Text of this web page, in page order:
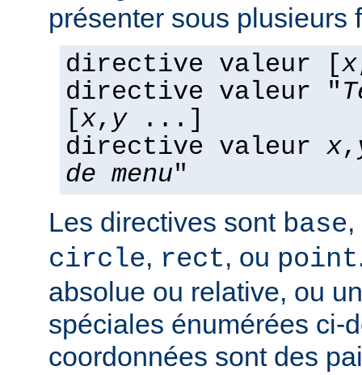
présenter sous plusieurs
directive valeur [x
directive valeur "
[x, y...]
directive valeur x,
de menu"
Les directives sont base,
circle, rect, ou point
absolue ou relative, ou
spéciales énumérées ci-
coordonnées sont des